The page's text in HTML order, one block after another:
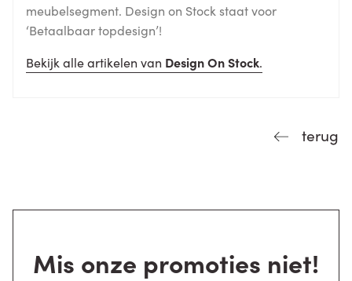
meubelsegment. Design on Stock staat voor
‘Betaalbaar topdesign’!
Bekijk alle artikelen van Design On Stock.
terug
Mis onze promoties niet!